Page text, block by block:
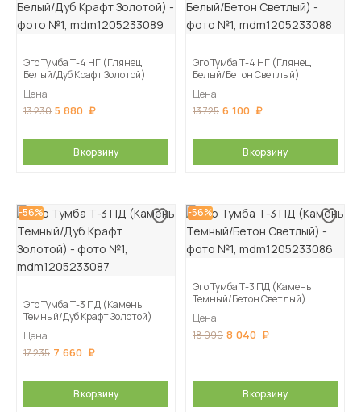
Эго Тумба Т-4 НГ (Глянец
Белый/Дуб Крафт Золотой)
Цена
13 230 5 880
В корзину
Эго Тумба Т-4 НГ (Глянец
Белый/Бетон Светлый)
Цена
13 725 6 100
В корзину
-56%
Эго Тумба Т-3 ПД (Камень
Темный/Дуб Крафт Золотой)
Цена
17 235 7 660
В корзину
-56%
Эго Тумба Т-3 ПД (Камень
Темный/Бетон Светлый)
Цена
18 090 8 040
В корзину